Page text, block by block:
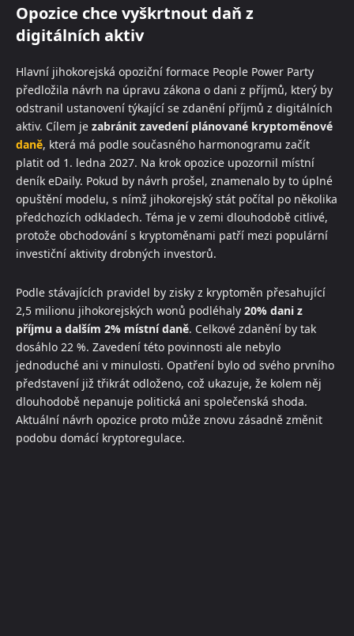
Opozice chce vyškrtnout daň z
digitálních aktiv
Hlavní jihokorejská opoziční formace People Power Party
předložila návrh na úpravu zákona o dani z příjmů, který by
odstranil ustanovení týkající se zdanění příjmů z digitálních
aktiv. Cílem je zabránit zavedení plánované kryptoměnové
daně, která má podle současného harmonogramu začít
platit od 1. ledna 2027. Na krok opozice upozornil místní
deník eDaily. Pokud by návrh prošel, znamenalo by to úplné
opuštění modelu, s nímž jihokorejský stát počítal po několika
předchozích odkladech. Téma je v zemi dlouhodobě citlivé,
protože obchodování s kryptoměnami patří mezi populární
investiční aktivity drobných investorů.
Podle stávajících pravidel by zisky z kryptoměn přesahující
2,5 milionu jihokorejských wonů podléhaly 20% dani z
příjmu a dalším 2% místní daně. Celkové zdanění by tak
dosáhlo 22 %. Zavedení této povinnosti ale nebylo
jednoduché ani v minulosti. Opatření bylo od svého prvního
představení již třikrát odloženo, což ukazuje, že kolem něj
dlouhodobě nepanuje politická ani společenská shoda.
Aktuální návrh opozice proto může znovu zásadně změnit
podobu domácí kryptoregulace.